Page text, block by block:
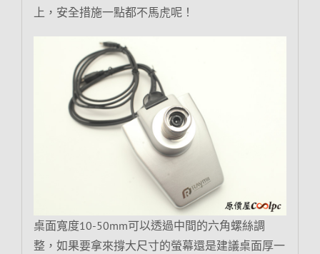
上，安全措施一點都不馬虎呢！
桌面寬度10-50mm可以透過中間的六角螺絲調
整，如果要拿來撐大尺寸的螢幕還是建議桌面厚一